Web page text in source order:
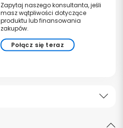
Zapytaj naszego konsultanta, jeśli
masz wątpliwości dotyczące
produktu lub finansowania
zakupów.
Połącz się teraz